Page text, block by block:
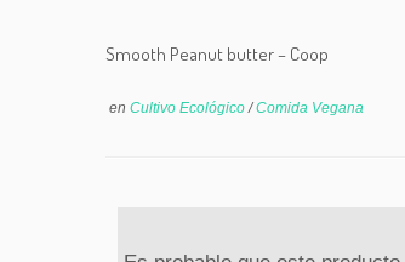
Smooth Peanut butter – Coop
en Cultivo Ecológico/Comida Vegana